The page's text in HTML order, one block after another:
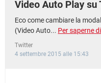
Video Auto Play
Eco come cambiare la
(Video Auto... Per saperne
Twitter
4 settembre 2015 alle 15:43